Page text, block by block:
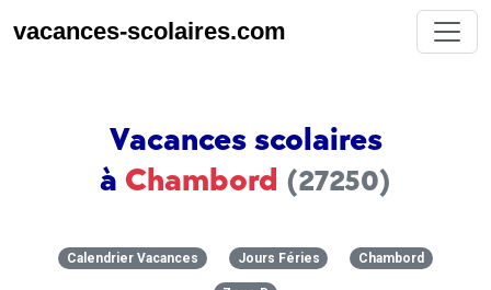
vacances-scolaires.com
Vacances scolaires
à Chambord (27250)
Calendrier Vacances Jours Féries Chambord